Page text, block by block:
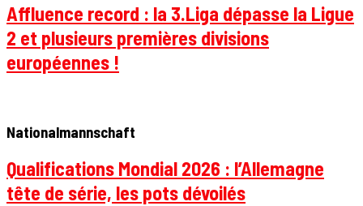
Affluence record : la 3.Liga dépasse la Ligue
2 et plusieurs premières divisions
européennes !
Nationalmannschaft
Qualifications Mondial 2026 : l’Allemagne
tête de série, les pots dévoilés